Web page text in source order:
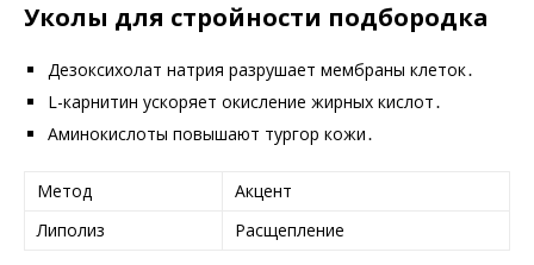
Уколы для стройности подбородка
Дезоксихолат натрия разрушает мембраны клеток․
L-карнитин ускоряет окисление жирных кислот․
Аминокислоты повышают тургор кожи․
Метод
Акцент
Липолиз
Расщепление